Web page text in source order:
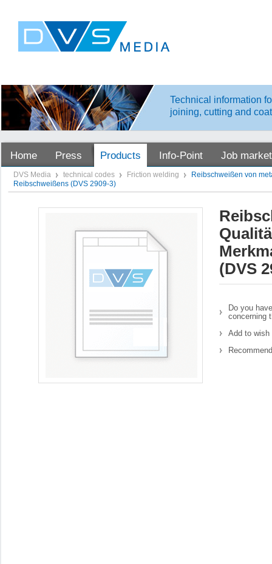
Technical information
joining, cutting and
Home Press Products Info-Point Job market
DVS Media technical codes Friction welding
Reibschweißen von
Reibschweißens (DVS 2909-3)
(DVS
Do you
concerning
Add to wish